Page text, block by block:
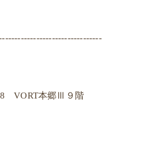
8 VORT本郷Ⅲ９階